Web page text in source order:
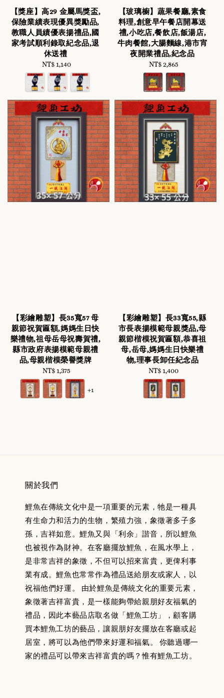
【獎座】高29 金屬馬獎盃,
保險業績表現優異獎勵品,
教職人員績優表揚禮品,國
家考試順利錄取紀念品,退
休送禮
Regular
price
NT$ 1,140
【玻璃櫥】蔬果餐廳,素食
料理,創意早午餐店開幕送
禮,小吃店,餐飲店,飯湯店,
牛肉餐館,大腸麵線,港市宵
夜開業禮品,紀念品
Regular
price
NT$ 2,865
【彩繪雕塑】長35寬57 母
親節祝賀匾額,媽媽生日快
樂禮物,祖母岳母祝壽賀禮,
縣市政府表揚模範母親禮
品,母親楷模榮譽獎牌
Regular
price
NT$ 1,375
+1
【彩繪雕塑】長33寬55,縣
市長表揚模範母親獎品,母
親節楷模祝賀匾額,恭喜祖
母,岳母,媽媽生日快樂禮
物,理事長卸任紀念品
Regular
price
NT$ 1,400
關於我們
鯉魚在傳統文化中是一項重要的元素，牠是一種具
有生命力和活力的生物，繁殖力強，象徵著多子多
孫，吉祥如意。鯉魚又與「利余」諧音，所以鯉魚
也被視作為財神。在客廳擺放鯉魚，在風水學上，
是非常吉祥的象徵，不但可以招來富貴，更俾利事
業有成。鯉魚也常常作為禮品送給朋友或家人，以
祝福他們好運。 由於鯉魚是傳統文化的重要元素，
象徵著吉祥富貴，是一樣能夠帶給親朋好友福氣的
禮品，因此本藝品店取名做「鯉魚工坊」，顧客購
買本鯉魚工坊的藝品，讓親朋好友擺放在客廳或起
居室，將可以為他們帶來好運和福氣。 你聽過哪一
家的禮品可以帶來吉祥富貴的嗎？惟有鯉魚工坊。